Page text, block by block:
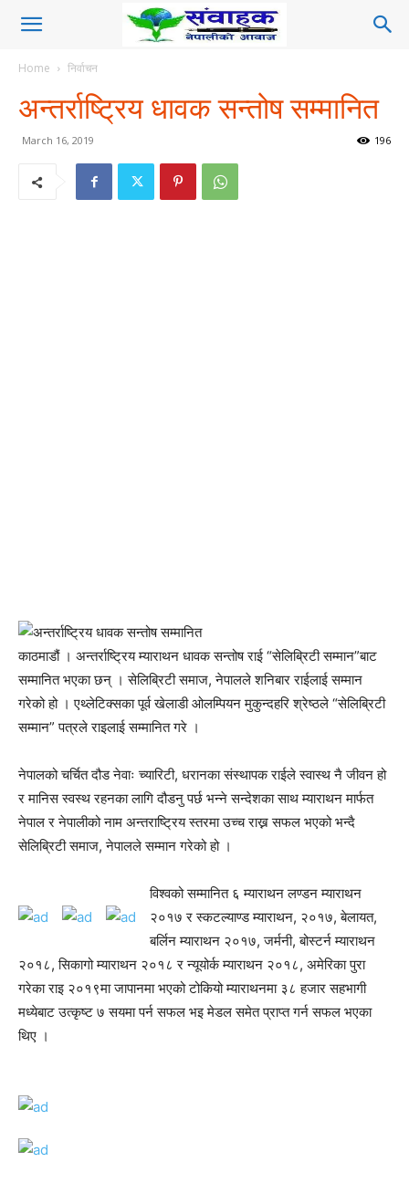
Home निर्वाचन
अन्तर्राष्ट्रिय धावक सन्तोष सम्मानित
March 16, 2019 196
काठमाडौं । अन्तर्राष्ट्रिय म्याराथन धावक सन्तोष राई “सेलिब्रिटी सम्मान”बाट
सम्मानित भएका छन् । सेलिब्रिटी समाज, नेपालले शनिबार राईलाई सम्मान
गरेको हो । एथ्लेटिक्सका पूर्व खेलाडी ओलम्पियन मुकुन्दहरि श्रेष्ठले “सेलिब्रिटी
सम्मान” पत्रले राइलाई सम्मानित गरे ।
नेपालको चर्चित दौड नेवाः च्यारिटी, धरानका संस्थापक राईले स्वास्थ नै जीवन हो
र मानिस स्वस्थ रहनका लागि दौडनु पर्छ भन्ने सन्देशका साथ म्याराथन मार्फत
नेपाल र नेपालीको नाम अन्तराष्ट्रिय स्तरमा उच्च राख्न सफल भएको भन्दै
सेलिब्रिटी समाज, नेपालले सम्मान गरेको हो ।
विश्वको सम्मानित ६ म्याराथन लण्डन म्याराथन
२०१७ र स्कटल्याण्ड म्याराथन, २०१७, बेलायत,
बर्लिन म्याराथन २०१७, जर्मनी, बोस्टर्न म्याराथन
२०१८, सिकागो म्याराथन २०१८ र न्यूयोर्क म्याराथन २०१८, अमेरिका पुरा
गरेका राइ २०१९मा जापानमा भएको टोकियो म्याराथनमा ३८ हजार सहभागी
मध्येबाट उत्कृष्ट ७ सयमा पर्न सफल भइ मेडल समेत प्राप्त गर्न सफल भएका
थिए ।